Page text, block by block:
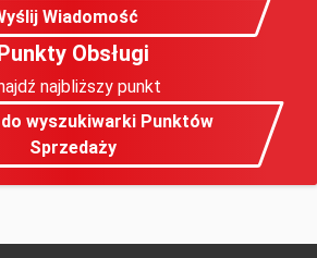
Wiadomość
Obsługi
najbliższy punkt
wyszukiwarki Punktów
Sprzedaży